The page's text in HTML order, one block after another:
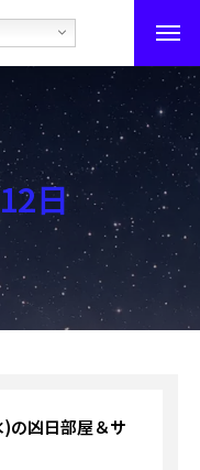
日
の凶日部屋＆サ